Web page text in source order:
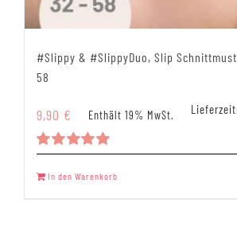
#Slippy & #SlippyDuo, Slip
58
mit5.00
9,90 € Enthält 19% MwSt.
In den Warenkorb